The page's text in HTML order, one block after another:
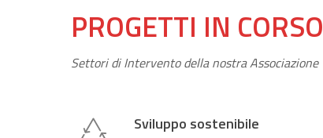
PROGETTI IN CORSO
Settori di Intervento della nostra Associazione
Sviluppo sostenibile